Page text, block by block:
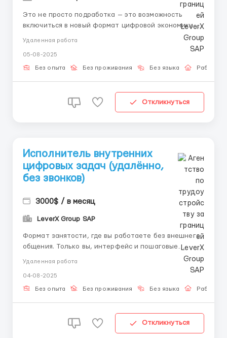
Это не просто подработка — это возможность
включиться в новый формат цифровой экономики.
Вы работаете в интерфейсе, где всё уже настроено:
результата. Никаких лишних задач, только точные
действия по инструкции. 📌 Что нужно делать: –
Удаленная работа
05-08-2025
Без опыта Без проживания Без языка Работа
Откликнуться
Исполнитель внутренних
цифровых задач (удалённо,
без звонков)
3000$ / в месяц
LeverX Group SAP
Формат занятости, где вы работаете без внешнего
общения. Только вы, интерфейс и пошаговые
действия. Вся структура заданий уже подготовлена
результат. 📌 Что входит в задачи: – Получить ключ-
доступ – Выполнять шаги по алгоритму – Ра...
Удаленная работа
04-08-2025
Без опыта Без проживания Без языка Работа
Откликнуться